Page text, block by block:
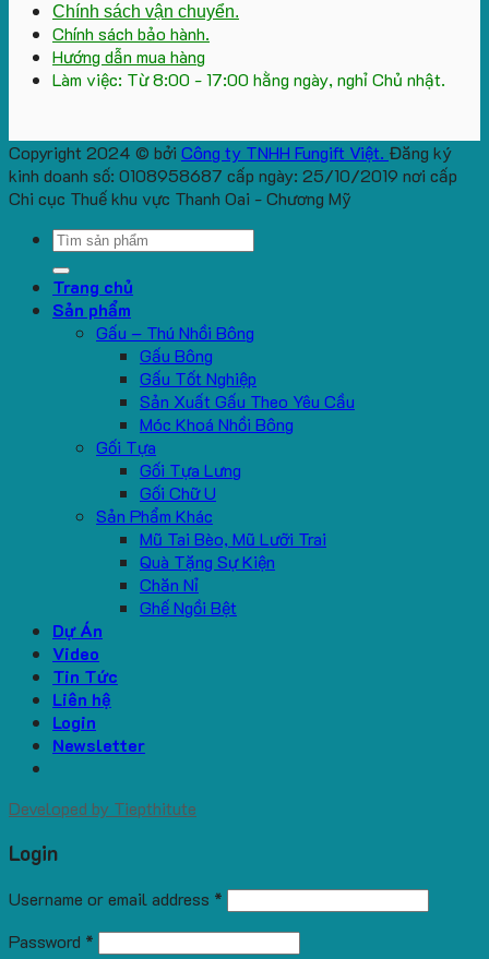
Chính sách vận chuyển.
Chính sách bảo hành.
Hướng dẫn mua hàng
Làm việc: Từ 8:00 - 17:00 hằng ngày, nghỉ Chủ nhật.
Copyright 2024 © bởi Công ty TNHH Fungift Việt. Đăng ký
kinh doanh số: 0108958687 cấp ngày: 25/10/2019 nơi cấp
Chi cục Thuế khu vực Thanh Oai - Chương Mỹ
Search
for:
Trang chủ
Sản phẩm
Gấu – Thú Nhồi Bông
Gấu Bông
Gấu Tốt Nghiệp
Sản Xuất Gấu Theo Yêu Cầu
Móc Khoá Nhồi Bông
Gối Tựa
Gối Tựa Lưng
Gối Chữ U
Sản Phẩm Khác
Mũ Tai Bèo, Mũ Lưỡi Trai
Quà Tặng Sự Kiện
Chăn Nỉ
Ghế Ngồi Bệt
Dự Án
Video
Tin Tức
Liên hệ
Login
Newsletter
Developed by Tiepthitute
Login
Username or email address *
Password *